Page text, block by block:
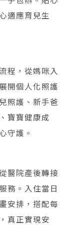
適應育兒生
程，從媽咪入
開個人化照護
照護、新手爸
寶寶健康成
守護。
醫院產後轉接
務。入住當日
安排，搭配每
真正實現安